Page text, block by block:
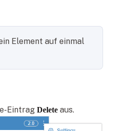
Element auf einmal
Eintrag Delete aus.